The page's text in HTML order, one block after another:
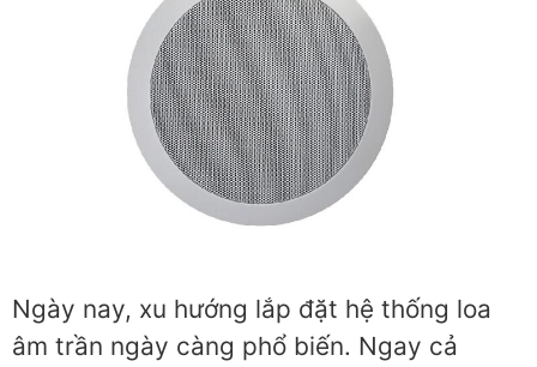
Ngày nay, xu hướng lắp đặt hệ thống loa
âm trần ngày càng phổ biến. Ngay cả